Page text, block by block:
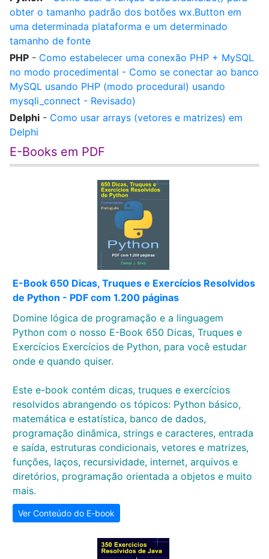
obter o tamanho padrão dos botões wx.Button em
uma determinada plataforma e um determinado
tamanho de fonte
PHP - Como estabelecer uma conexão PHP + MySQL
no modo procedimental - Como se conectar ao banco
MySQL usando PHP (modo procedural) usando
mysqli_connect - Revisado)
Delphi - Como usar arrays (vetores e matrizes) em
Delphi
E-Books em PDF
E-Book 650 Dicas, Truques e Exercícios Resolvidos
de Python - PDF com 1.200 páginas
Domine lógica de programação e a linguagem
Python com o nosso E-Book 650 Dicas, Truques e
Exercícios Exercícios de Python, para você estudar
onde e quando quiser.
Este e-book contém dicas, truques e exercícios
resolvidos abrangendo os tópicos: Python básico,
matemática e estatística, banco de dados,
programação dinâmica, strings e caracteres, entrada
e saída, estruturas condicionais, vetores e matrizes,
funções, laços, recursividade, internet, arquivos e
diretórios, programação orientada a objetos e muito
mais.
Ver Conteúdo do E-book